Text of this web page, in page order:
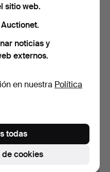
SOFÁ Y SILLÓN. Tapicería
en piel de sangre…
33 pujas
953 USD
sitio web.
noticias y
externos.
en nuestra Política
cookies
todas